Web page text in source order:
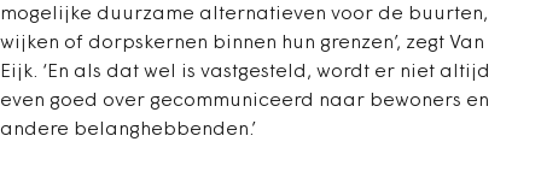
mogelijke duurzame alternatieven voor de buurten,
wijken of dorpskernen binnen hun grenzen’, zegt Van
Eijk. ‘En als dat wel is vastgesteld, wordt er niet altijd
even goed over gecommuniceerd naar bewoners en
andere belanghebbenden.’